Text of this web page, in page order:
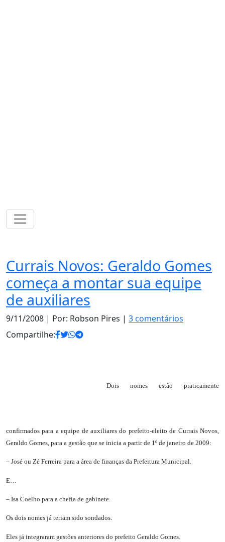
Currais Novos: Geraldo Gomes
começa a montar sua equipe
de auxiliares
9/11/2008 | Por: Robson Pires | 3 comentários
Compartilhe:
Dois nomes estão praticamente
confirmados para a equipe de auxiliares do prefeito-eleito de Currais Novos,
Geraldo Gomes, para a gestão que se inicia a partir de 1º de janeiro de 2009:
– José ou Zé Ferreira para a área de finanças da Prefeitura Municipal.
E…
– Isa Coelho para a chefia de gabinete.
Os dois nomes já teriam sido sondados.
Eles já integraram gestões anteriores do prefeito Geraldo Gomes.